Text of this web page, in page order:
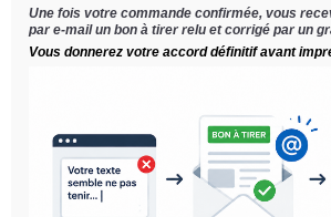
Une fois votre commande confirmée, vous
par e-mail un bon à tirer relu et corrigé par un
Vous donnerez votre accord définitif avant